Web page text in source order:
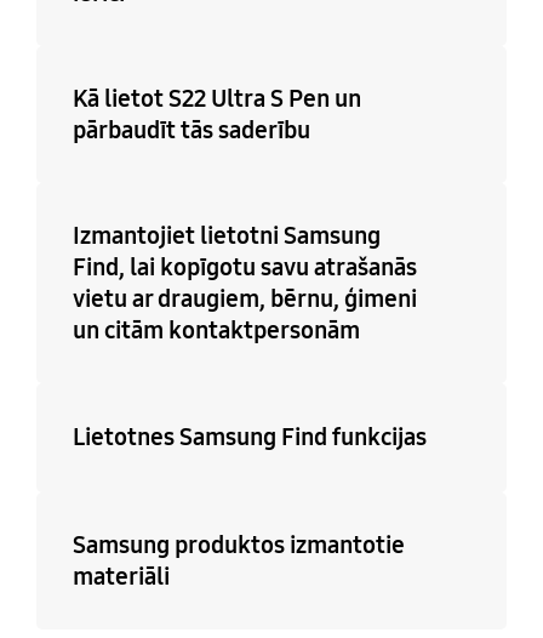
Kā lietot S22 Ultra S Pen un
pārbaudīt tās saderību
Izmantojiet lietotni Samsung
Find, lai kopīgotu savu atrašanās
vietu ar draugiem, bērnu, ģimeni
un citām kontaktpersonām
Lietotnes Samsung Find funkcijas
Samsung produktos izmantotie
materiāli